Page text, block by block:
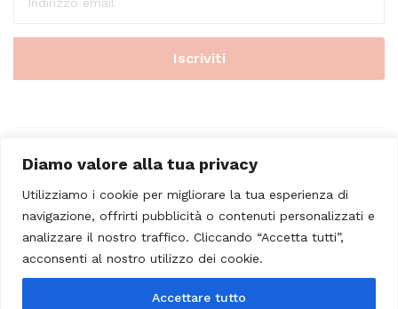
Diamo valore alla tua privacy
Utilizziamo i cookie per migliorare la tua esperienza di
navigazione, offrirti pubblicità o contenuti personalizzati e
analizzare il nostro traffico. Cliccando “Accetta tutti”,
acconsenti al nostro utilizzo dei cookie.
Accettare tutto
© 2023 - Casa Musicale Vicini. All Rights Reserved